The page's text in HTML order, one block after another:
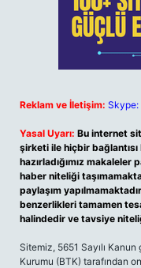
Reklam ve İletişim:
Yasal Uyarı: Bu internet
şirketi ile hiçbir
hazırladığımız
haber niteliği
paylaşım
benzerlikleri tamamen
halindedir ve tavsiye
Sitemiz, 5651 Sayılı
Kurumu (BTK) tarafından